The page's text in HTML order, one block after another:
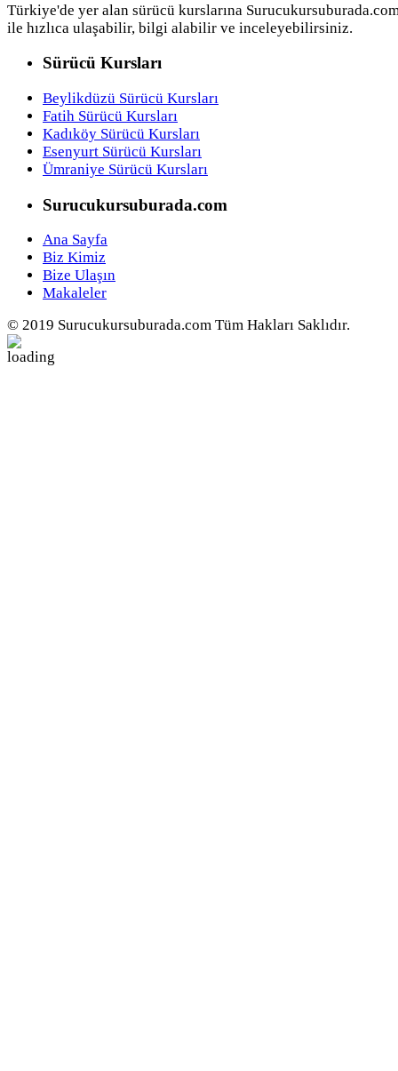
Türkiye'de yer alan sürücü kurslarına
ile hızlıca ulaşabilir, bilgi alabilir ve inceleyebilirsiniz.
Sürücü Kursları
Beylikdüzü Sürücü Kursları
Fatih Sürücü Kursları
Kadıköy Sürücü Kursları
Esenyurt Sürücü Kursları
Ümraniye Sürücü Kursları
Surucukursuburada.com
Ana Sayfa
Biz Kimiz
Bize Ulaşın
Makaleler
© 2019 Surucukursuburada.com Tüm Hakları Saklıdır.